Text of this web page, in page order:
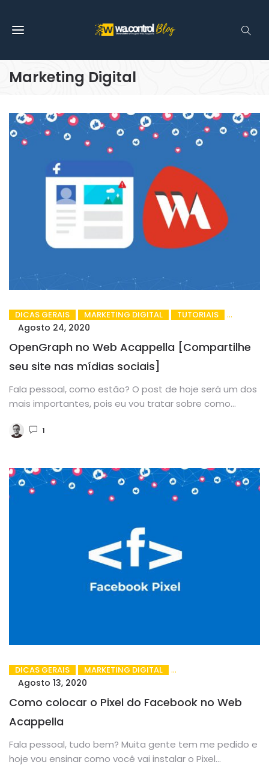
Marketing Digital
DICAS GERAIS MARKETING DIGITAL TUTORIAIS
Agosto 24, 2020
OpenGraph no Web Acappella [Compartilhe
seu site nas mídias sociais]
Fala pessoal, como estão? O post de hoje será um dos
mais importantes, pois eu vou tratar sobre como...
1
DICAS GERAIS MARKETING DIGITAL
Agosto 13, 2020
Como colocar o Pixel do Facebook no Web
Acappella
Fala pessoal, tudo bem? Muita gente tem me pedido e
hoje vou ensinar como você vai instalar o Pixel...